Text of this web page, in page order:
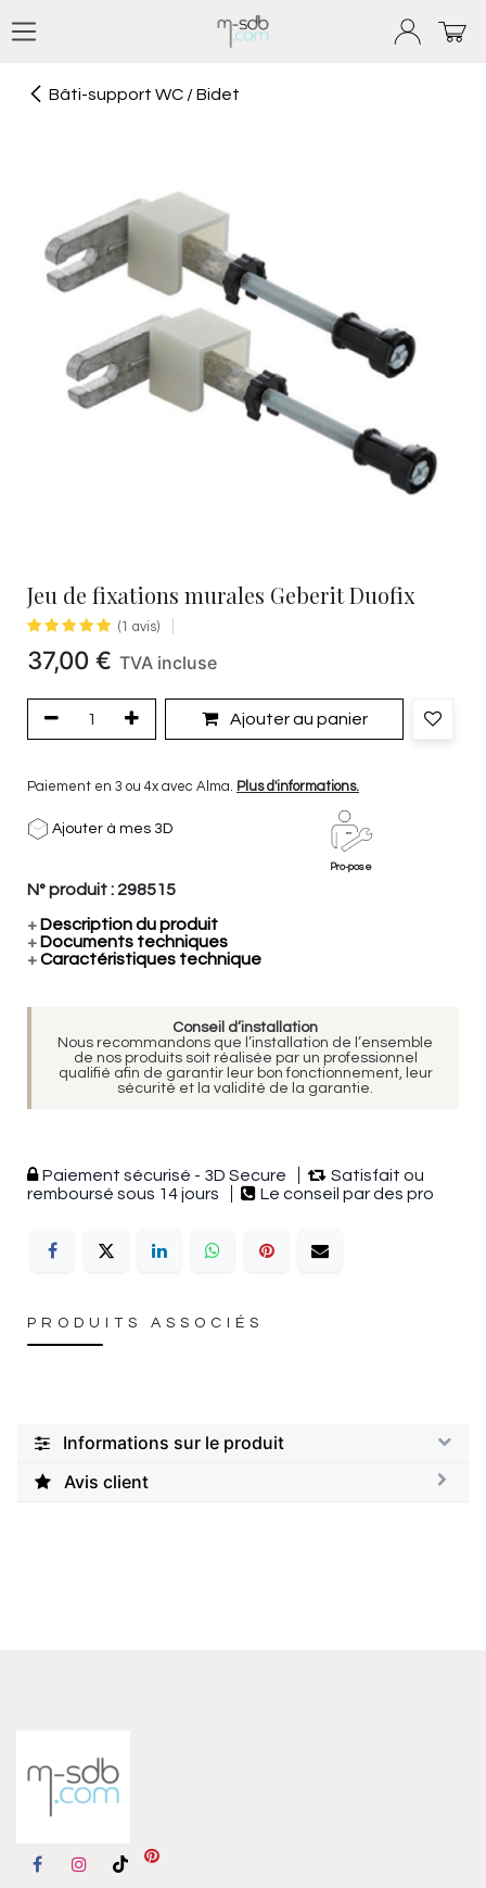
Bâti-support WC / Bidet
Jeu de fixations murales Geberit Duofix
(1 avis)
37,00 € TVA incluse
Ajouter au panier
Paiement en 3 ou 4x avec Alma. Plus d'informations.
Ajouter à mes 3D
Pro-pose
N° produit : 298515
+ Description du produit
+ Documents techniques
+Caractéristiques technique
Conseil d’installation
Nous recommandons que l’installation de l’ensemble
de nos produits soit réalisée par un professionnel
qualifié afin de garantir leur bon fonctionnement, leur
sécurité et la validité de la garantie.
Paiement sécurisé - 3D Secure
Satisfait ou
remboursé sous 14 jours
Le conseil par des pro
PRODUITS ASSOCIÉS
Informations sur le produit
Avis client